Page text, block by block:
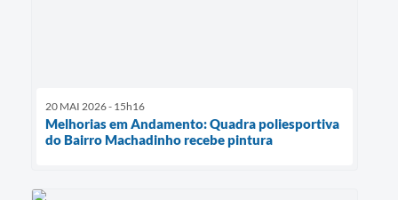
20 MAI 2026 - 15h16
Melhorias em Andamento: Quadra poliesportiva
do Bairro Machadinho recebe pintura